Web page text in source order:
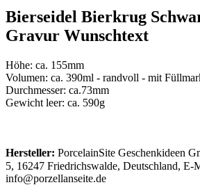
Bierseidel Bierkrug
Gravur Wunschtext
Höhe: ca. 155mm
Volumen: ca. 390ml - randvoll - mit
Durchmesser: ca.73mm
Gewicht leer: ca. 590g
Hersteller: PorcelainSite Geschenkideen
5, 16247 Friedrichswalde, Deutschland, E-
info@porzellanseite.de